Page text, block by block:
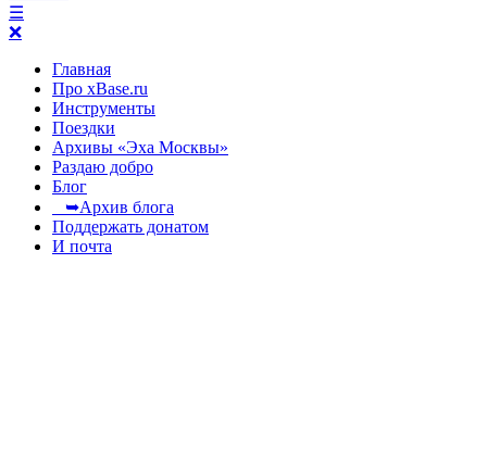
☰
❌
Главная
Про xBase.ru
Инструменты
Поездки
Архивы «Эха Москвы»
Раздаю добро
Блог
➥Архив блога
Поддержать донатом
И почта